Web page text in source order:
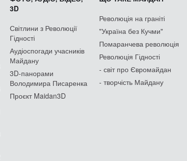
3D
Світлини з Революції
Гідності
Аудіоспогади учасників
Майдану
3D-панорами
Володимира Писаренка
Проєкт Maidan3D
Революція на граніті
"Україна без Кучми"
Помаранчева революція
Революція Гідності
- світ про Євромайдан
- творчість Майдану